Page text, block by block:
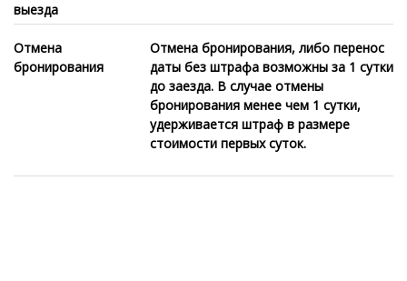
выезда
Отмена
бронирования
Отмена бронирования, либо перенос
даты без штрафа возможны за 1 сутки
до заезда. В случае отмены
бронирования менее чем 1 сутки,
удерживается штраф в размере
стоимости первых суток.